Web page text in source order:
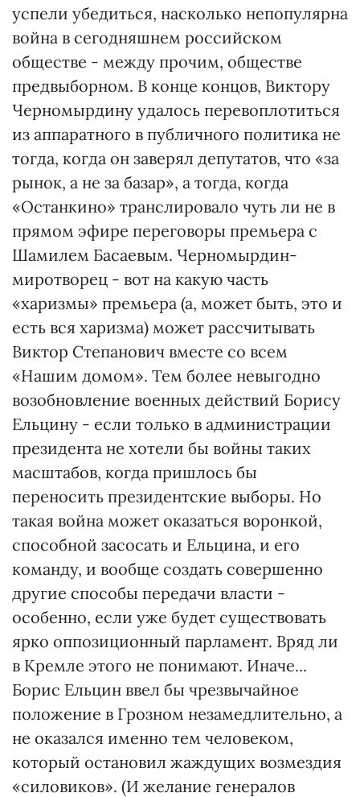
успели убедиться, насколько непопулярна
война в сегодняшнем российском
обществе - между прочим, обществе
предвыборном. В конце концов, Виктору
Черномырдину удалось перевоплотиться
из аппаратного в публичного политика не
тогда, когда он заверял депутатов, что «за
рынок, а не за базар», а тогда, когда
«Останкино» транслировало чуть ли не в
прямом эфире переговоры премьера с
Шамилем Басаевым. Черномырдин-
миротворец - вот на какую часть
«харизмы» премьера (а, может быть, это и
есть вся харизма) может рассчитывать
Виктор Степанович вместе со всем
«Нашим домом». Тем более невыгодно
возобновление военных действий Борису
Ельцину - если только в администрации
президента не хотели бы войны таких
масштабов, когда пришлось бы
переносить президентские выборы. Но
такая война может оказаться воронкой,
способной засосать и Ельцина, и его
команду, и вообще создать совершенно
другие способы передачи власти -
особенно, если уже будет существовать
ярко оппозиционный парламент. Вряд ли
в Кремле этого не понимают. Иначе...
Борис Ельцин ввел бы чрезвычайное
положение в Грозном незамедлительно, а
не оказался именно тем человеком,
который остановил жаждущих возмездия
«силовиков». (И желание генералов